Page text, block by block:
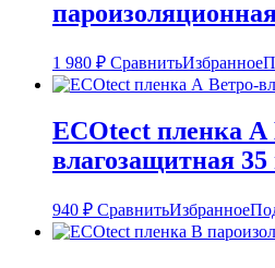
1 980 ₽ СравнитьИзбранное
ECOtect пленка А
влагозащитная 35
940 ₽ СравнитьИзбранное